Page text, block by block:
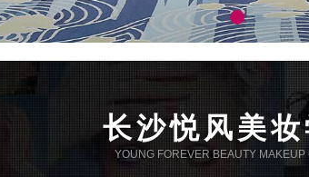
长沙悦风美
YOUNG FOREVER BEAUTY MAKEUP